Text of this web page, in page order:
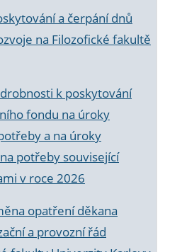
a čerpání dnů
na Filozofické fakultě
k poskytování
fondu na úroky
a na úroky
potřeby související
v roce 2026
opatření děkana
a provozní řád